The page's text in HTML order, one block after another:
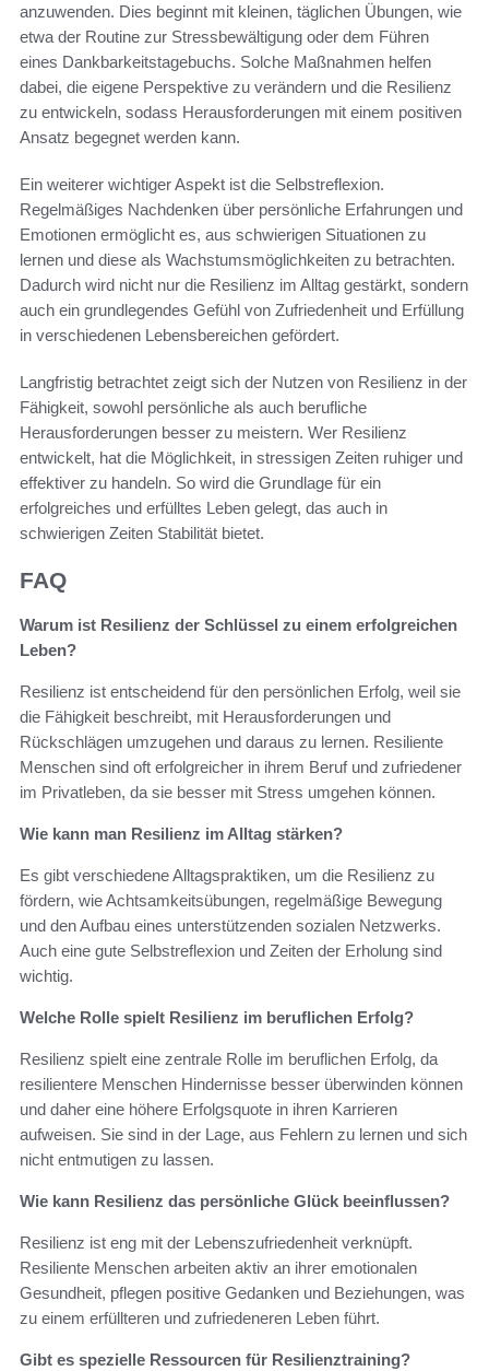
anzuwenden. Dies beginnt mit kleinen, täglichen Übungen, wie
etwa der Routine zur Stressbewältigung oder dem Führen
eines Dankbarkeitstagebuchs. Solche Maßnahmen helfen
dabei, die eigene Perspektive zu verändern und die Resilienz
zu entwickeln, sodass Herausforderungen mit einem positiven
Ansatz begegnet werden kann.
Ein weiterer wichtiger Aspekt ist die Selbstreflexion.
Regelmäßiges Nachdenken über persönliche Erfahrungen und
Emotionen ermöglicht es, aus schwierigen Situationen zu
lernen und diese als Wachstumsmöglichkeiten zu betrachten.
Dadurch wird nicht nur die Resilienz im Alltag gestärkt, sondern
auch ein grundlegendes Gefühl von Zufriedenheit und Erfüllung
in verschiedenen Lebensbereichen gefördert.
Langfristig betrachtet zeigt sich der Nutzen von Resilienz in der
Fähigkeit, sowohl persönliche als auch berufliche
Herausforderungen besser zu meistern. Wer Resilienz
entwickelt, hat die Möglichkeit, in stressigen Zeiten ruhiger und
effektiver zu handeln. So wird die Grundlage für ein
erfolgreiches und erfülltes Leben gelegt, das auch in
schwierigen Zeiten Stabilität bietet.
FAQ
Warum ist Resilienz der Schlüssel zu einem erfolgreichen
Leben?
Resilienz ist entscheidend für den persönlichen Erfolg, weil sie
die Fähigkeit beschreibt, mit Herausforderungen und
Rückschlägen umzugehen und daraus zu lernen. Resiliente
Menschen sind oft erfolgreicher in ihrem Beruf und zufriedener
im Privatleben, da sie besser mit Stress umgehen können.
Wie kann man Resilienz im Alltag stärken?
Es gibt verschiedene Alltagspraktiken, um die Resilienz zu
fördern, wie Achtsamkeitsübungen, regelmäßige Bewegung
und den Aufbau eines unterstützenden sozialen Netzwerks.
Auch eine gute Selbstreflexion und Zeiten der Erholung sind
wichtig.
Welche Rolle spielt Resilienz im beruflichen Erfolg?
Resilienz spielt eine zentrale Rolle im beruflichen Erfolg, da
resilientere Menschen Hindernisse besser überwinden können
und daher eine höhere Erfolgsquote in ihren Karrieren
aufweisen. Sie sind in der Lage, aus Fehlern zu lernen und sich
nicht entmutigen zu lassen.
Wie kann Resilienz das persönliche Glück beeinflussen?
Resilienz ist eng mit der Lebenszufriedenheit verknüpft.
Resiliente Menschen arbeiten aktiv an ihrer emotionalen
Gesundheit, pflegen positive Gedanken und Beziehungen, was
zu einem erfüllteren und zufriedeneren Leben führt.
Gibt es spezielle Ressourcen für Resilienztraining?